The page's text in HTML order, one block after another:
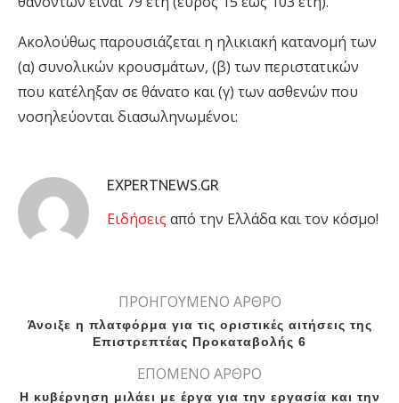
Ακολούθως παρουσιάζεται η ηλικιακή κατανομή των
(α) συνολικών κρουσμάτων, (β) των περιστατικών
που κατέληξαν σε θάνατο και (γ) των ασθενών που
νοσηλεύονται διασωληνωμένοι:
EXPERTNEWS.GR
Eιδήσεις από την Ελλάδα και τον κόσμο!
ΠΡΟΗΓΟΥΜΕΝΟ ΑΡΘΡΟ
Άνοιξε η πλατφόρμα για τις οριστικές αιτήσεις της
Επιστρεπτέας Προκαταβολής 6
ΕΠΟΜΕΝΟ ΑΡΘΡΟ
Η κυβέρνηση μιλάει με έργα για την εργασία και την